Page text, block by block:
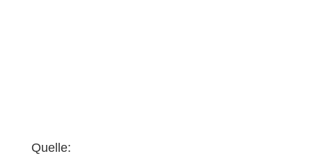
Quelle: